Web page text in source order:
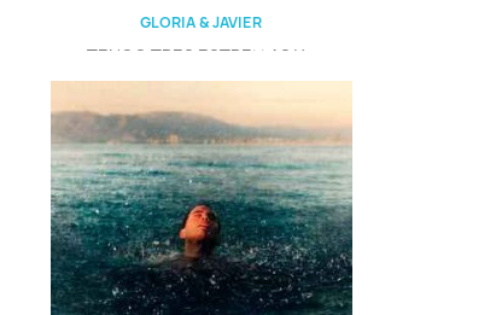
GLORIA & JAVIER
TENGO TRES ESTRELLAS Y...
Precio
25,95 €